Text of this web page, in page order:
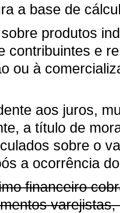
a base de
produtos
contribuintes e
ou à
aos juros,
a título de
sobre o
a ocorrência
financeiro